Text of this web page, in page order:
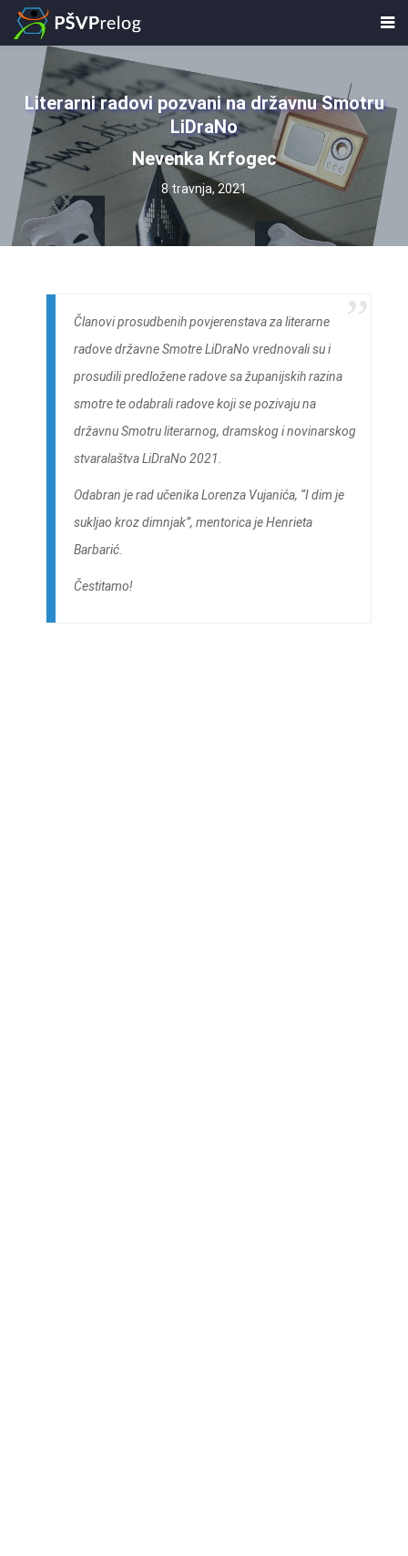
Literarni radovi pozvani na državnu Smotru
LiDraNo
Nevenka Krfogec
8 travnja, 2021
Članovi prosudbenih povjerenstava za literarne
radove državne Smotre LiDraNo vrednovali su i
prosudili predložene radove sa županijskih razina
smotre te odabrali radove koji se pozivaju na
državnu Smotru literarnog, dramskog i novinarskog
stvaralaštva LiDraNo 2021.
Odabran je rad učenika Lorenza Vujanića, “I dim je
sukljao kroz dimnjak”, mentorica je Henrieta
Barbarić.
Čestitamo!